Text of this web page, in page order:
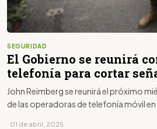
SEGURIDAD
El Gobierno se reunirá
telefonía para cortar
John Reimberg se reunirá el próximo
de las operadoras de telefonía móvil en
· 01 de abril, 2025